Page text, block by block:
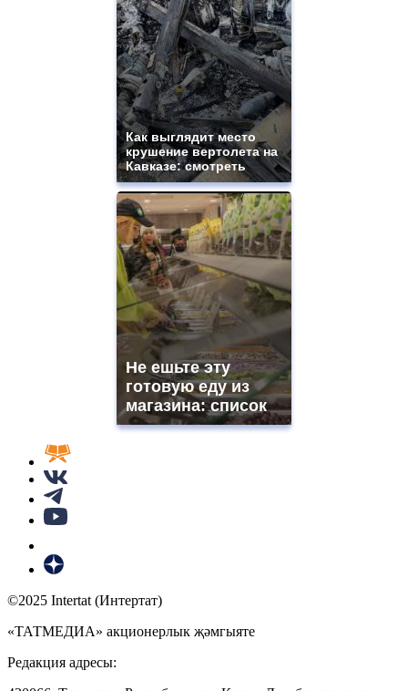
Как выглядит место
крушение вертолета на
Кавказе: смотреть
Не ешьте эту
готовую еду из
магазина: список
©2025 Intertat (Интертат)
«ТАТМЕДИА» акционерлык җәмгыяте
Редакция адресы: